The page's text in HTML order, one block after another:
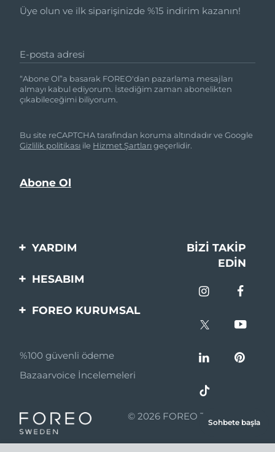
Üye olun ve ilk siparişinizde %15 indirim kazanın!
E-posta adresi
“Abone Ol”a basarak FOREO'dan pazarlama mesajları
almayı kabul ediyorum. İstediğim zaman abonelikten
çıkabileceğimi biliyorum.
Bu site reCAPTCHA tarafından koruma altındadır ve Google
Gizlilik politikası ile Hizmet Şartlarıgeçerlidir.
YARDIM
Bi̇zi̇mle İleti̇şi̇me Geçi̇n
BIZI TAKIP
EDIN
HESABIM
Ürün Kaydı
FOREO KURUMSAL
Ortaklik Programi
Ortaklık haberleri
Perakende Satış
Ortakları
%100 güvenli ödeme
Bazaarvoice İncelemeleri
© 2026 FOREO Tüm hakları
saklıdır.
Sohbete başla